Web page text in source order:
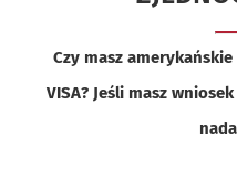
Czy masz
VISA? Jeśli masz